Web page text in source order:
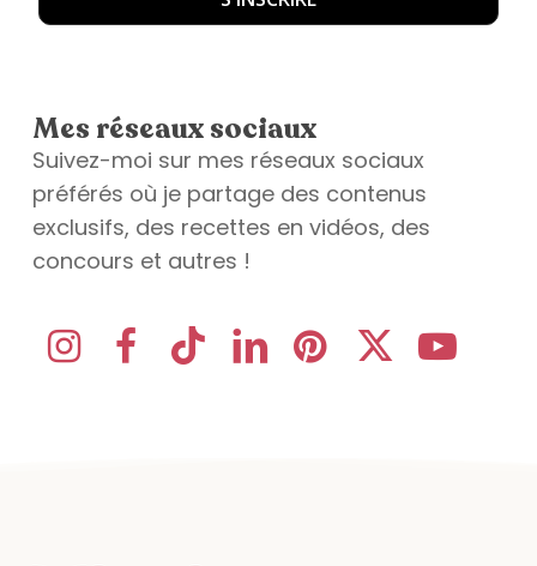
Mes réseaux sociaux
Suivez-moi sur mes réseaux sociaux
préférés où je partage des contenus
exclusifs, des recettes en vidéos, des
concours et autres !